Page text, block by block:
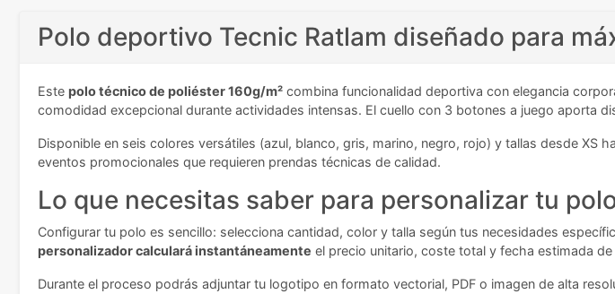
Polo deportivo Tecnic Ratlam diseñado para
Este polo técnico de poliéster 160g/m² combina funcionalidad deportiva con elegancia
comodidad excepcional durante actividades intensas. El cuello con 3 botones a juego aporta
Disponible en seis colores versátiles (azul, blanco, gris, marino, negro, rojo) y tallas desde
eventos promocionales que requieren prendas técnicas de calidad.
Lo que necesitas saber para personalizar tu
Configurar tu polo es sencillo: selecciona cantidad, color y talla según tus necesidades
personalizador calculará instantáneamente el precio unitario, coste total y fecha estimada
Durante el proceso podrás adjuntar tu logotipo en formato vectorial, PDF o imagen de alta